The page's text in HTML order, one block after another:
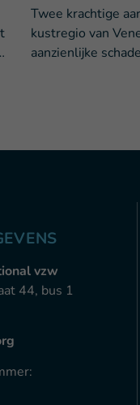
Twee krachtige
kustregio van
aanzienlijke
vzw
44, bus 1